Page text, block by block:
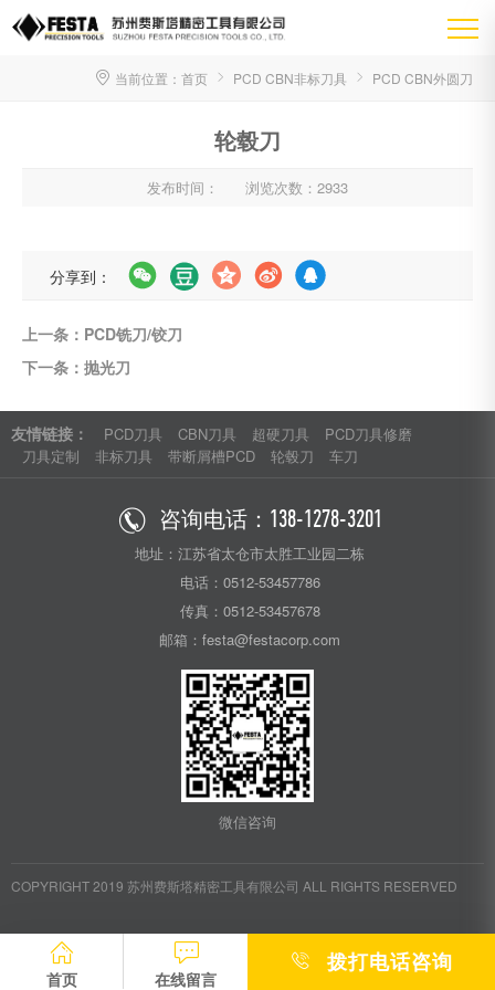
当前位置： 首页 PCD CBN非标刀具 PCD CBN外圆刀
轮毂刀
发布时间： 浏览次数：2933
分享到：
上一条：PCD铣刀/铰刀
下一条：抛光刀
友情链接： PCD刀具 CBN刀具 超硬刀具
PCD刀具修磨
刀具定制
非标刀具 带断屑槽PCD 轮毂刀 车刀
咨询电话： 138-1278-3201
地址：江苏省太仓市太胜工业园二栋
电话：0512-53457786
传真：0512-53457678
邮箱：festa@festacorp.com
微信咨询
COPYRIGHT 2019 苏州费斯塔精密工具有限公司 ALL RIGHTS RESERVED
首页 在线留言
拨打电话咨询